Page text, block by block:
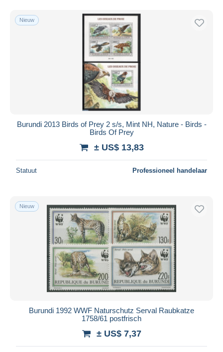
Nieuw
Burundi 2013 Birds of Prey 2 s/s, Mint NH, Nature - Birds -
Birds Of Prey
± US$ 13,83
Statuut Professioneel handelaar
Nieuw
Burundi 1992 WWF Naturschutz Serval Raubkatze
1758/61 postfrisch
± US$ 7,37